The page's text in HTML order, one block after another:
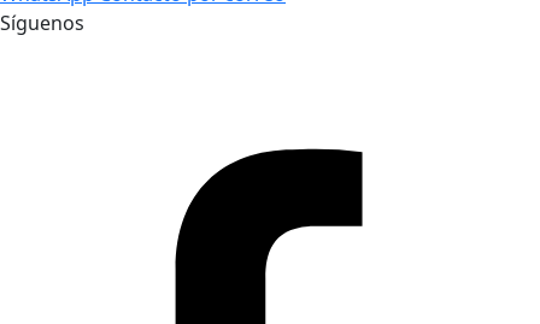
Síguenos